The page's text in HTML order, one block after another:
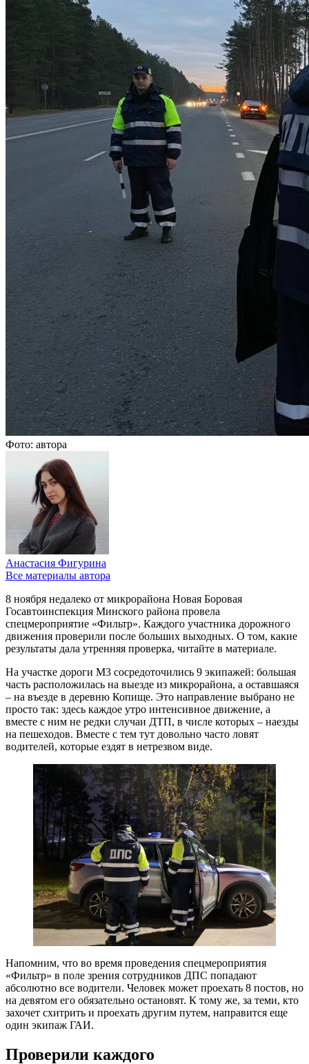
Фото: автора
Анастасия Фигурина
Все материалы автора
8 ноября недалеко от микрорайона Новая Боровая
Госавтоинспекция Минского района провела
спецмероприятие «Фильтр». Каждого участника дорожного
движения проверили после больших выходных. О том, какие
результаты дала утренняя проверка, читайте в материале.
На участке дороги М3 сосредоточились 9 экипажей: большая
часть расположилась на выезде из микрорайона, а оставшаяся
– на въезде в деревню Копище. Это направление выбрано не
просто так: здесь каждое утро интенсивное движение, а
вместе с ним не редки случаи ДТП, в числе которых – наезды
на пешеходов. Вместе с тем тут довольно часто ловят
водителей, которые ездят в нетрезвом виде.
Напомним, что во время проведения спецмероприятия
«Фильтр» в поле зрения сотрудников ДПС попадают
абсолютно все водители. Человек может проехать 8 постов, но
на девятом его обязательно остановят. К тому же, за теми, кто
захочет схитрить и проехать другим путем, направится еще
один экипаж ГАИ.
Проверили каждого